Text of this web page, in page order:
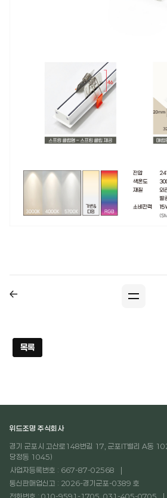
목록
위드조명 주식회사
경기 군포시 고산로148번길 17, 군포IT밸리 A동
당정동 1045)
사업자등록번호 : 667-87-02568
통신판매업신고 : 2026-경기군포-0389 호